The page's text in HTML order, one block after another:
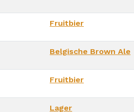
Fruitbier
Belgische Brown Ale
Fruitbier
Lager